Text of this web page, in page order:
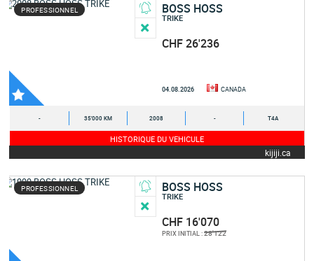
PROFESSIONNEL BOSS HOSS
TRIKE
CHF 26'236
04.08.2026 CANADA
- 35'000 KM 2008 - T4A
HISTORIQUE DU VEHICULE
kijiji.ca
PROFESSIONNEL BOSS HOSS
TRIKE
CHF 16'070
PRIX INITIAL :28'122